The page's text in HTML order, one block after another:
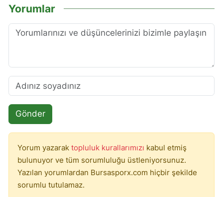
Yorumlar
Gönder
Yorum yazarak topluluk kurallarımızı kabul etmiş
bulunuyor ve tüm sorumluluğu üstleniyorsunuz.
Yazılan yorumlardan Bursasporx.com hiçbir şekilde
sorumlu tutulamaz.